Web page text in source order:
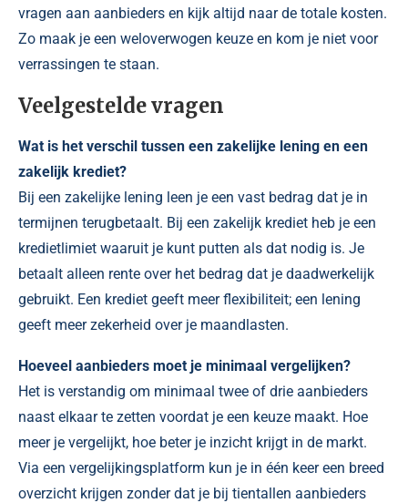
vragen aan aanbieders en kijk altijd naar de totale kosten.
Zo maak je een weloverwogen keuze en kom je niet voor
verrassingen te staan.
Veelgestelde vragen
Wat is het verschil tussen een zakelijke lening en een
zakelijk krediet?
Bij een zakelijke lening leen je een vast bedrag dat je in
termijnen terugbetaalt. Bij een zakelijk krediet heb je een
kredietlimiet waaruit je kunt putten als dat nodig is. Je
betaalt alleen rente over het bedrag dat je daadwerkelijk
gebruikt. Een krediet geeft meer flexibiliteit; een lening
geeft meer zekerheid over je maandlasten.
Hoeveel aanbieders moet je minimaal vergelijken?
Het is verstandig om minimaal twee of drie aanbieders
naast elkaar te zetten voordat je een keuze maakt. Hoe
meer je vergelijkt, hoe beter je inzicht krijgt in de markt.
Via een vergelijkingsplatform kun je in één keer een breed
overzicht krijgen zonder dat je bij tientallen aanbieders